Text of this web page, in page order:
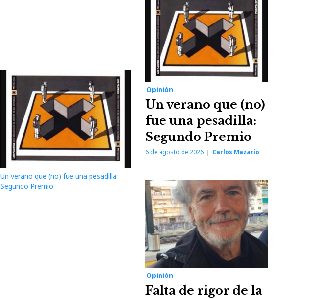
Un verano que (no) fue una pesadilla:
Segundo Premio
Opinión
Un verano que (no)
fue una pesadilla:
Segundo Premio
6 de agosto de 2026 Carlos Mazarío
Opinión
Falta de rigor de la